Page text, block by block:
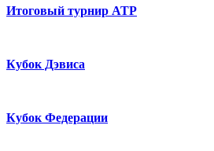
Итоговый турнир ATP
Кубок Дэвиса
Кубок Федерации